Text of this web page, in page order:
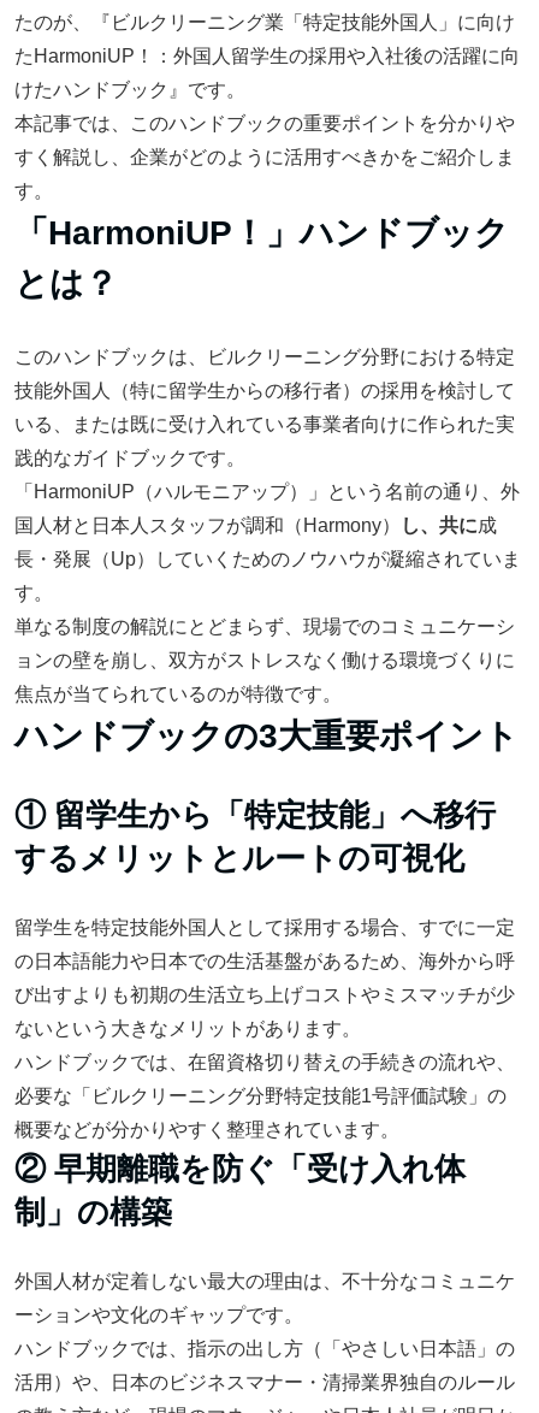
たのが、『ビルクリーニング業「特定技能外国人」に向け
たHarmoniUP！：外国人留学生の採用や入社後の活躍に向
けたハンドブック』です。
本記事では、このハンドブックの重要ポイントを分かりや
すく解説し、企業がどのように活用すべきかをご紹介しま
す。
「HarmoniUP！」ハンドブック
とは？
このハンドブックは、ビルクリーニング分野における特定
技能外国人（特に留学生からの移行者）の採用を検討して
いる、または既に受け入れている事業者向けに作られた実
践的なガイドブックです。
「HarmoniUP（ハルモニアップ）」という名前の通り、外
国人材と日本人スタッフが調和（Harmony）
し、共に成
長・発展（Up）していくためのノウハウが凝縮されていま
す。
単なる制度の解説にとどまらず、現場でのコミュニケーシ
ョンの壁を崩し、双方がストレスなく働ける環境づくりに
焦点が当てられているのが特徴です。
ハンドブックの3大重要ポイント
① 留学生から「特定技能」へ移行
するメリットとルートの可視化
留学生を特定技能外国人として採用する場合、すでに一定
の日本語能力や日本での生活基盤があるため、海外から呼
び出すよりも初期の生活立ち上げコストやミスマッチが少
ないという大きなメリットがあります。
ハンドブックでは、在留資格切り替えの手続きの流れや、
必要な「ビルクリーニング分野特定技能1号評価試験」の
概要などが分かりやすく整理されています。
② 早期離職を防ぐ「受け入れ体
制」の構築
外国人材が定着しない最大の理由は、不十分なコミュニケ
ーションや文化のギャップです。
ハンドブックでは、指示の出し方（「やさしい日本語」の
活用）や、日本のビジネスマナー・清掃業界独自のルール